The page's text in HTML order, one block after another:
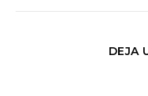
DEJA